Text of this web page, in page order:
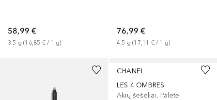
58,99 €
3.5 g (16,85 € / 1 g)
76,99 €
4.5 g (17,11 € / 1 g)
+
CHANEL
LES 4 OMBRES
Akių šešėliai, Paletė
+